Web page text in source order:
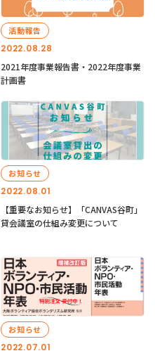
2022.08.28
活動報告
2021年度事業報告書・2022年度事業
計画書
2022.08.01
お知らせ
【重要なお知らせ】「CANVAS谷町」
貸会議室の仕組み変更について
2022.07.01
お知らせ